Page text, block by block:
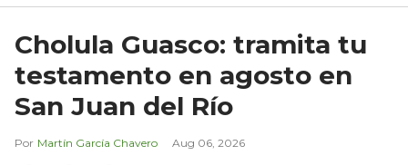
Cholula Guasco: tramita tu
testamento en agosto en
San Juan del Río
Martín García Chavero Aug 06, 2026